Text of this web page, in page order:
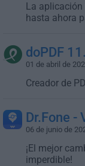
La aplicación
hasta ahora
doPDF
01 de abril de
Creador de
Dr.Fone -
06 de junio de
¡El mejor
imperdible!